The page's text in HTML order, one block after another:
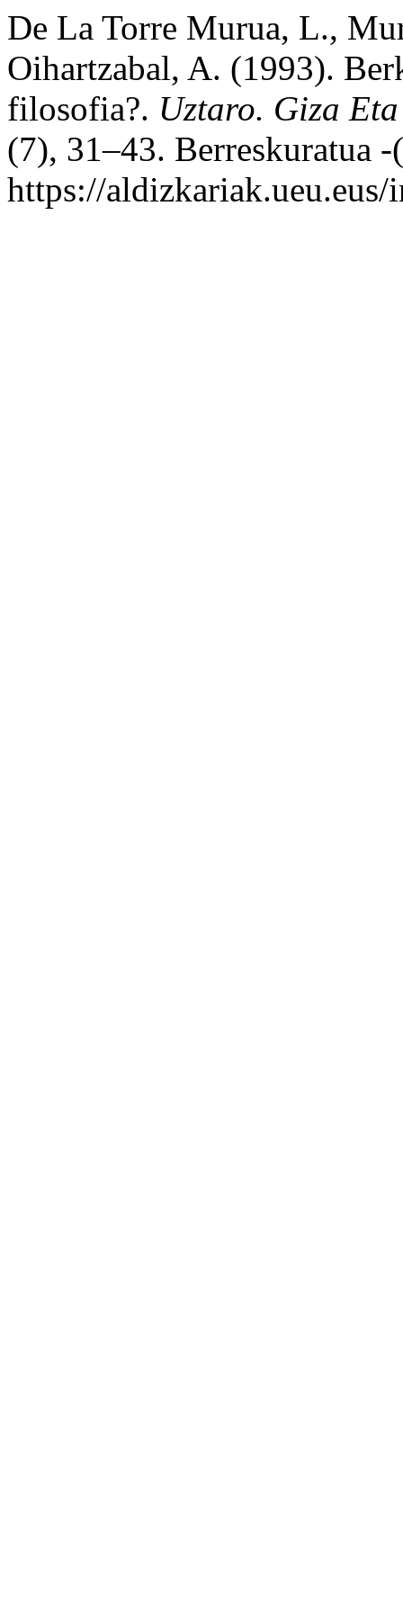
De La Torre Murua, L.,
Oihartzabal, A. (1993).
filosofia?. Uztaro. Giza
(7), 31–43. Berreskuratua
https://